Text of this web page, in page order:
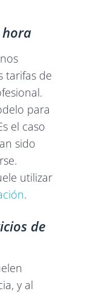
tarifas de
para
el caso
sido
utilizar
.
de
y al